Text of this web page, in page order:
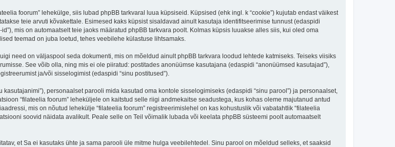
foorum” lehekülge, siis lubad phpBB tarkvaral luua küpsiseid. Küpsised (ehk ingl. k “cookie”) kujutab endast väikest
teie arvuti kõvakettale. Esimesed kaks küpsist sisaldavad ainult kasutaja identifitseerimise tunnust (edaspidi
mis on automaatselt teie jaoks määratud phpBB tarkvara poolt. Kolmas küpsis luuakse alles siis, kui oled oma
teemad on juba loetud, tehes veebilehe külastuse lihtsamaks.
need on väljaspool seda dokumenti, mis on mõeldud ainult phpBB tarkvara loodud lehtede katmiseks. Teiseks viisiks
See võib olla, ning mis ei ole piiratud: postitades anonüümse kasutajana (edaspidi “anonüümsed kasutajad”),
ja/või sisselogimist (edaspidi “sinu postitused”).
personaalset parooli mida kasutad oma kontole sisselogimiseks (edaspidi “sinu parool”) ja personaalset,
“filateelia foorum” leheküljele on kaitstud selle riigi andmekaitse seadustega, kus kohas oleme majutanud antud
mis on nõutud lehekülje “filateelia foorum” registreerimislehel on kas kohustuslik või vabatahtlik “filateelia
soovid näidata avalikult. Peale selle on Teil võimalik lubada või keelata phpBB süsteemi poolt automaatselt
et Sa ei kasutaks ühte ja sama parooli üle mitme hulga veebilehtedel. Sinu parool on mõeldud selleks, et saaksid